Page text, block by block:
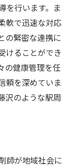
する温かさ
ス
を行います。ま
軟で迅速な対応
の緊密な連携に
けることができ
の健康管理を任
頼を深めていま
沢のような駅周
師が地域社会に